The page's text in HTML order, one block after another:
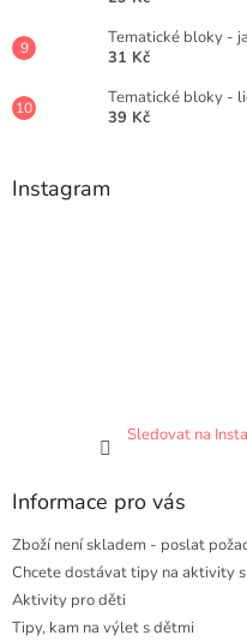
Tematické bloky -
31 Kč
Tematické bloky -
39 Kč
Instagram
Sledovat na
Informace pro vás
Zboží není skladem - poslat
Chcete dostávat tipy na aktivity
Aktivity pro děti
Tipy, kam na výlet s dětmi